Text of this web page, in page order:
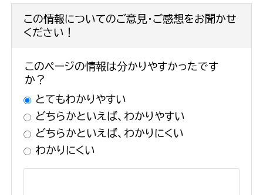
この情報についてのご意見・ご感想をお聞かせ
ください！
このページの情報は分かりやすかったです
か？
とてもわかりやすい
どちらかといえば、わかりやすい
どちらかといえば、わかりにくい
わかりにくい